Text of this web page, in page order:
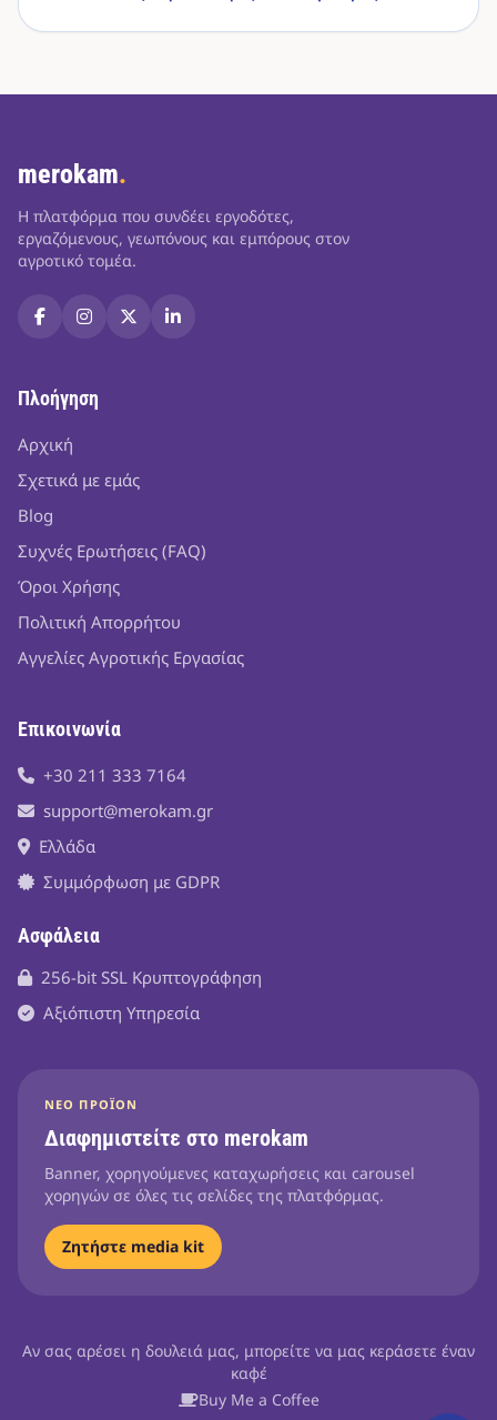
merokam.
Η πλατφόρμα που συνδέει εργοδότες,
εργαζόμενους, γεωπόνους και εμπόρους στον
αγροτικό τομέα.
Πλοήγηση
Αρχική
Σχετικά με εμάς
Blog
Συχνές Ερωτήσεις (FAQ)
Όροι Χρήσης
Πολιτική Απορρήτου
Αγγελίες Αγροτικής Εργασίας
Επικοινωνία
+30 211 333 7164
support@merokam.gr
Ελλάδα
Συμμόρφωση με GDPR
Ασφάλεια
256-bit SSL Κρυπτογράφηση
Αξιόπιστη Υπηρεσία
ΝΈΟ ΠΡΟΪΌΝ
Διαφημιστείτε στο merokam
Banner, χορηγούμενες καταχωρήσεις και carousel
χορηγών σε όλες τις σελίδες της πλατφόρμας.
Ζητήστε media kit
Αν σας αρέσει η δουλειά μας, μπορείτε να μας κεράσετε έναν
καφέ
Buy Me a Coffee